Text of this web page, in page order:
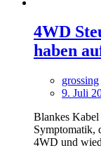
4WD
haben
grossing
9. Juli
Blankes Kabel
Symptomatik,
4WD und